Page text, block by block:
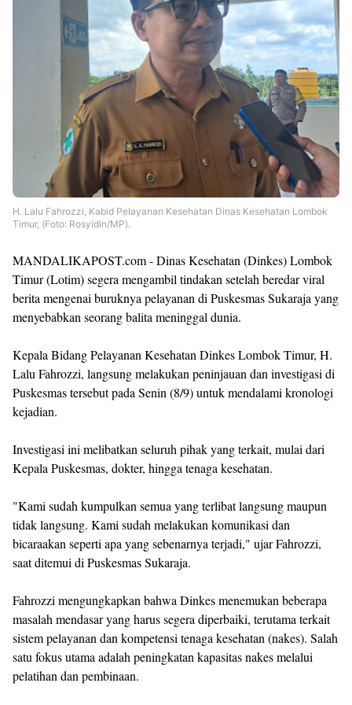
H. Lalu Fahrozzi, Kabid Pelayanan Kesehatan Dinas Kesehatan Lombok
Timur, (Foto: Rosyidin/MP).
MANDALIKAPOST.com - Dinas Kesehatan (Dinkes) Lombok
Timur (Lotim) segera mengambil tindakan setelah beredar viral
berita mengenai buruknya pelayanan di Puskesmas Sukaraja yang
menyebabkan seorang balita meninggal dunia.
Kepala Bidang Pelayanan Kesehatan Dinkes Lombok Timur, H.
Lalu Fahrozzi, langsung melakukan peninjauan dan investigasi di
Puskesmas tersebut pada Senin (8/9) untuk mendalami kronologi
kejadian.
Investigasi ini melibatkan seluruh pihak yang terkait, mulai dari
Kepala Puskesmas, dokter, hingga tenaga kesehatan.
"Kami sudah kumpulkan semua yang terlibat langsung maupun
tidak langsung. Kami sudah melakukan komunikasi dan
bicaraakan seperti apa yang sebenarnya terjadi," ujar Fahrozzi,
saat ditemui di Puskesmas Sukaraja.
Fahrozzi mengungkapkan bahwa Dinkes menemukan beberapa
masalah mendasar yang harus segera diperbaiki, terutama terkait
sistem pelayanan dan kompetensi tenaga kesehatan (nakes). Salah
satu fokus utama adalah peningkatan kapasitas nakes melalui
pelatihan dan pembinaan.